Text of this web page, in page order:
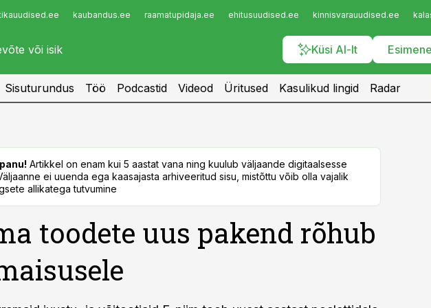
kaubandus.ee raamatupidaja.ee ehitusuudised.ee kinnisvarauudised.ee
Küsi AI-lt
Infopank
Sisuturundus Töö Podcastid Videod Üritused Kasulikud lingid Radar
Artikkel on enam kui 5 aastat vana ning kuulub väljaande digitaalsesse
ei uuenda ega kaasajasta arhiveeritud sisu, mistõttu võib olla vajalik
allikatega tutvumine
toodete uus pakend rõhub